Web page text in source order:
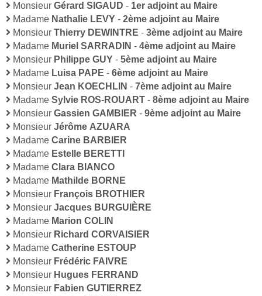
Monsieur Gérard SIGAUD - 1er adjoint au Maire
Madame Nathalie LEVY - 2ème adjoint au Maire
Monsieur Thierry DEWINTRE - 3ème adjoint au Maire
Madame Muriel SARRADIN - 4ème adjoint au Maire
Monsieur Philippe GUY - 5ème adjoint au Maire
Madame Luisa PAPE - 6ème adjoint au Maire
Monsieur Jean KOECHLIN - 7ème adjoint au Maire
Madame Sylvie ROS-ROUART - 8ème adjoint au Maire
Monsieur Gassien GAMBIER - 9ème adjoint au Maire
Monsieur Jérôme AZUARA
Madame Carine BARBIER
Madame Estelle BERETTI
Madame Clara BIANCO
Madame Mathilde BORNE
Monsieur François BROTHIER
Monsieur Jacques BURGUIÈRE
Madame Marion COLIN
Monsieur Richard CORVAISIER
Madame Catherine ESTOUP
Monsieur Frédéric FAIVRE
Monsieur Hugues FERRAND
Monsieur Fabien GUTIERREZ